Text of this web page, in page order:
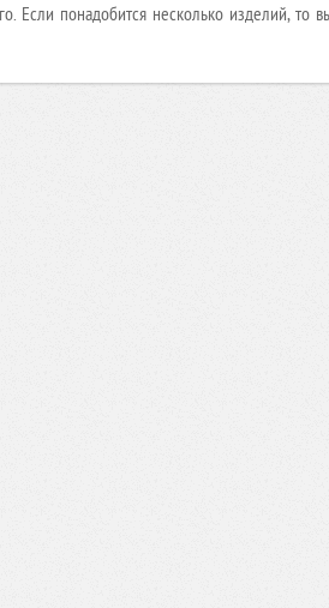
Если понадобится несколько изделий,